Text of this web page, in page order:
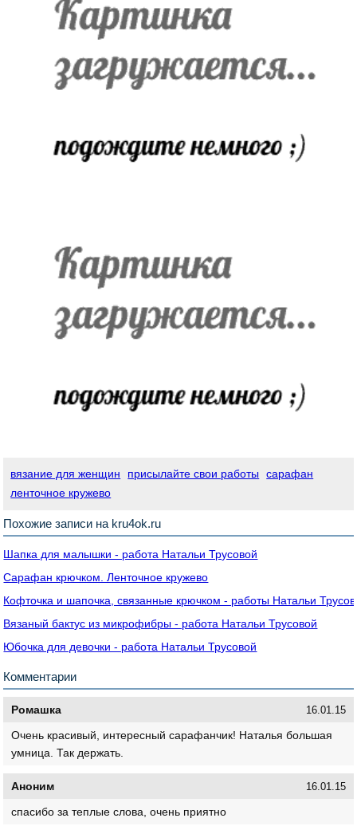
вязание для женщин присылайте свои работы
сарафан
ленточное кружево
Похожие записи на kru4ok.ru
Шапка для малышки - работа Натальи Трусовой
Сарафан крючком. Ленточное кружево
Кофточка и шапочка, связанные крючком - работы Натальи
Вязаный бактус из микрофибры - работа Натальи Трусовой
Юбочка для девочки - работа Натальи Трусовой
Комментарии
Ромашка 16.01.15
Очень красивый, интересный сарафанчик! Наталья большая
умница. Так держать.
Аноним 16.01.15
спасибо за теплые слова, очень приятно